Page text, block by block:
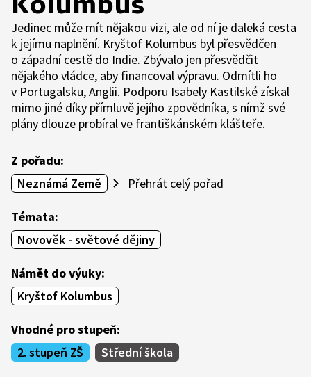
Jedinec může mít nějakou vizi, ale od ní je daleká cesta
k jejímu naplnění. Kryštof Kolumbus byl přesvědčen
o západní cestě do Indie. Zbývalo jen přesvědčit
nějakého vládce, aby financoval výpravu. Odmítli ho
v Portugalsku, Anglii. Podporu Isabely Kastilské získal
mimo jiné díky přímluvě jejího zpovědníka, s nímž své
plány dlouze probíral ve františkánském klášteře.
Z pořadu:
Neznámá Země
Přehrát celý pořad
Témata:
Novověk - světové dějiny
Námět do výuky:
Kryštof Kolumbus
Vhodné pro stupeň:
2. stupeň ZŠ
Střední škola